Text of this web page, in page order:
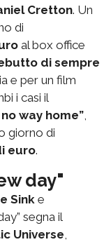
Cretton. Un
di
al box office
di sempre
e per un film
i casi il
way home”
giorno di
euro.
day"
Sink e
segna il
Universe